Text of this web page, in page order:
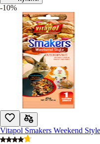
-10%
Vitapol Smakers Weekend